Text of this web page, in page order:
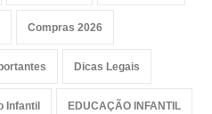
Compras 2026
Dicas Legais
Infantil EDUCAÇÃO INFANTIL